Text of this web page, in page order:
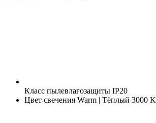
Класс пылевлагозащиты IP20
Цвет свечения Warm | Тёплый 3000 K